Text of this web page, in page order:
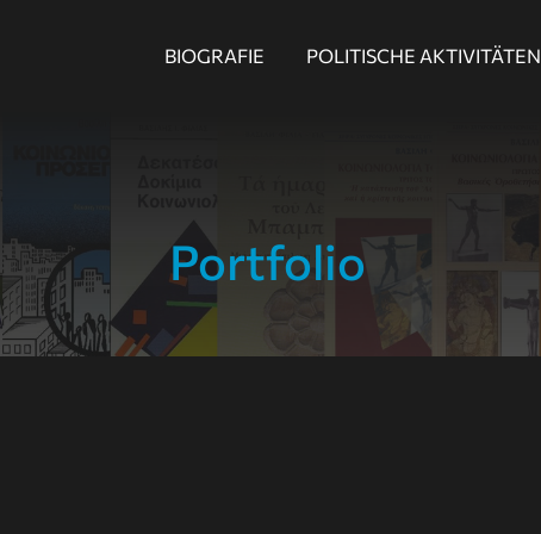
BIOGRAFIE POLITISCHE AKTIVITÄTEN
Portfolio